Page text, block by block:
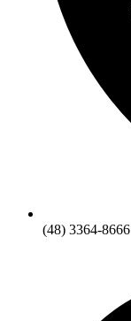
(48) 3364-8666